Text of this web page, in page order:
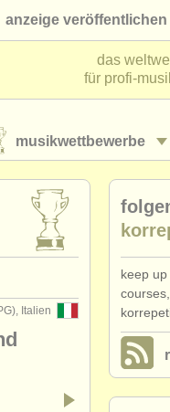
anzeige veröffentlichen
das
für profi-
musikwettbewerbe
Italien
keep